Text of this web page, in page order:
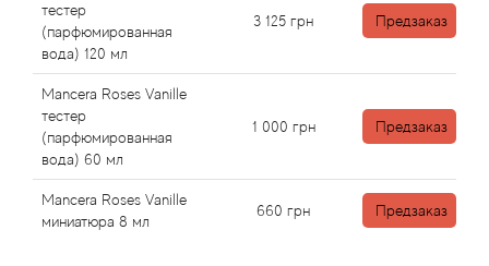
тестер
(парфюмированная
вода) 120 мл
3 125 грн Предзаказ
Mancera Roses Vanille
тестер
(парфюмированная
вода) 60 мл
1 000 грн Предзаказ
Mancera Roses Vanille
миниатюра 8 мл
660 грн Предзаказ
Anne Fontaine
Antonia's Flowers
Antonio Banderas